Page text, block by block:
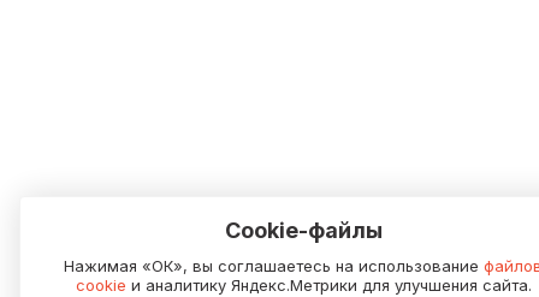
Cookie-файлы
Нажимая «ОК», вы соглашаетесь на использование
cookie и аналитику Яндекс.Метрики для улучшения сайта.